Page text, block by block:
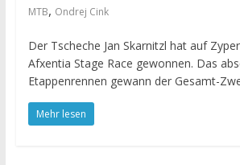
MTB, Ondrej Cink
Der Tscheche Jan Skarnitzl hat auf
Afxentia Stage Race gewonnen. Das
Etappenrennen gewann der Gesamt-
Mehr lesen